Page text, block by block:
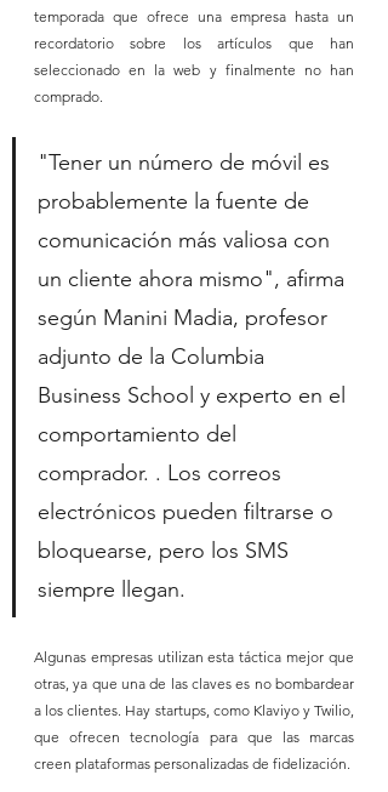
temporada que ofrece una empresa hasta un
recordatorio sobre los artículos que han
seleccionado en la web y finalmente no han
comprado.
"Tener un número de móvil es
probablemente la fuente de
comunicación más valiosa con
un cliente ahora mismo", afirma
según Manini Madia, profesor
adjunto de la Columbia
Business School y experto en el
comportamiento del
comprador. . Los correos
electrónicos pueden filtrarse o
bloquearse, pero los SMS
siempre llegan.
Algunas empresas utilizan esta táctica mejor que
otras, ya que una de las claves es no bombardear
a los clientes. Hay startups, como Klaviyo y Twilio,
que ofrecen tecnología para que las marcas
creen plataformas personalizadas de fidelización.